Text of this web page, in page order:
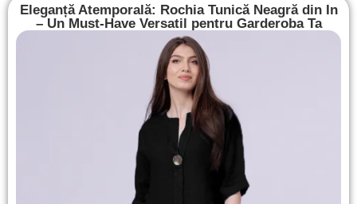
Eleganță Atemporală: Rochia Tunică Neagră din In
– Un Must-Have Versatil pentru Garderoba Ta